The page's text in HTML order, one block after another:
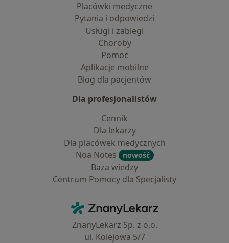
Placówki medyczne
Pytania i odpowiedzi
Usługi i zabiegi
Choroby
Pomoc
Aplikacje mobilne
Blog dla pacjentów
Dla profesjonalistów
Cennik
Dla lekarzy
Dla placówek medycznych
Noa Notes
nowość
Baza wiedzy
Centrum Pomocy dla Specjalisty
ZnanyLekarz - Strona główna
ZnanyLekarz Sp. z o.o.
ul. Kolejowa 5/7